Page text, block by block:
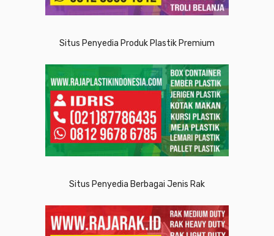
Situs Penyedia Produk Plastik Premium
Situs Penyedia Berbagai Jenis Rak